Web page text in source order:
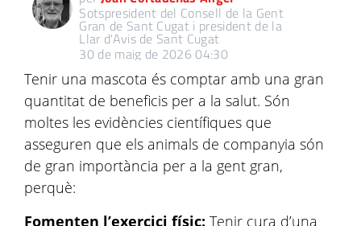
Sotspresident del Consell de la Gent
Gran de Sant Cugat i president de la
Llar d'Avis de Sant Cugat
30 de maig de 2026 04:30
Tenir una mascota és comptar amb una gran
quantitat de beneficis per a la salut. Són
moltes les evidències científiques que
asseguren que els animals de companyia són
de gran importància per a la gent gran,
perquè:
Fomenten l’exercici físic: Tenir cura d’una